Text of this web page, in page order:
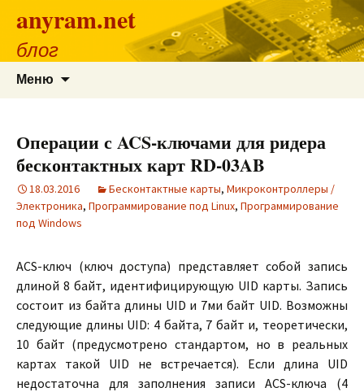
anyram.net
блог
Меню
Операции с ACS-ключами для ридера
бесконтактных карт RD-03AB
18.03.2016 Бесконтактные карты, Микроконтроллеры /
Электроника, Программирование под Linux, Программирование
под Windows
ACS-ключ (ключ доступа) представляет собой запись
длиной 8 байт, идентифицирующую UID карты. Запись
состоит из байта длины UID и 7ми байт UID. Возможны
следующие длины UID: 4 байта, 7 байт и, теоретически,
10 байт (предусмотрено стандартом, но в реальных
картах такой UID не встречается). Если длина UID
недостаточна для заполнения записи ACS-ключа (4